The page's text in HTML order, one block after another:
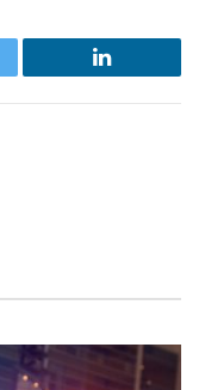
LinkedIn